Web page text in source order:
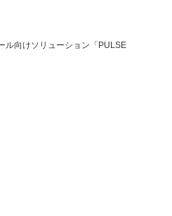
ル向けソリューション「PULSE